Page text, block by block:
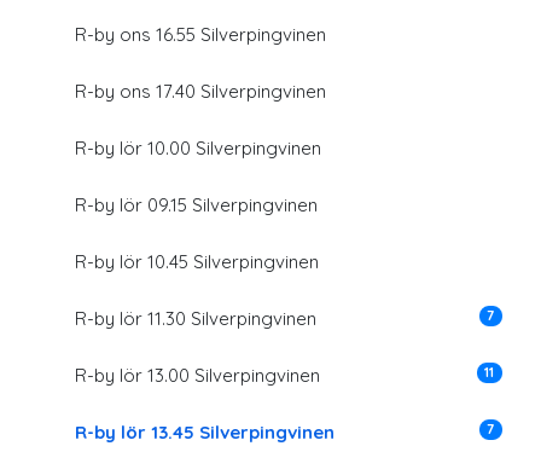
R-by ons 16.55 Silverpingvinen
R-by ons 17.40 Silverpingvinen
R-by lör 10.00 Silverpingvinen
R-by lör 09.15 Silverpingvinen
R-by lör 10.45 Silverpingvinen
R-by lör 11.30 Silverpingvinen 7
R-by lör 13.00 Silverpingvinen 11
R-by lör 13.45 Silverpingvinen 7